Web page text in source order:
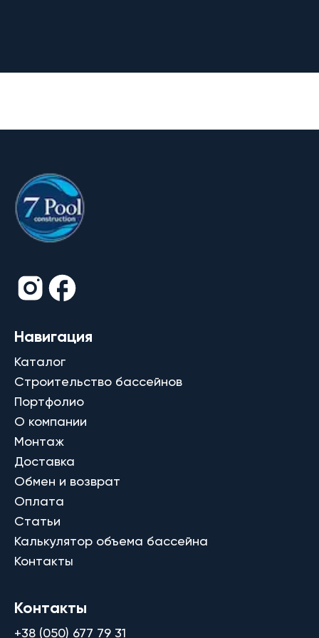
Навигация
Каталог
Строительство бассейнов
Портфолио
О компании
Монтаж
Доставка
Обмен и возврат
Оплата
Статьи
Калькулятор объема бассейна
Контакты
Контакты
+38 (050) 677 79 31